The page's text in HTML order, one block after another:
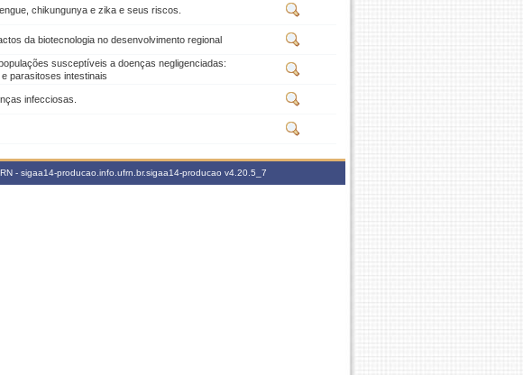
chikungunya e zika e seus riscos.
da biotecnologia no desenvolvimento regional
susceptíveis a doenças negligenciadas:
parasitoses intestinais
infecciosas.
- sigaa14-producao.info.ufrn.br.sigaa14-producao v4.20.5_7